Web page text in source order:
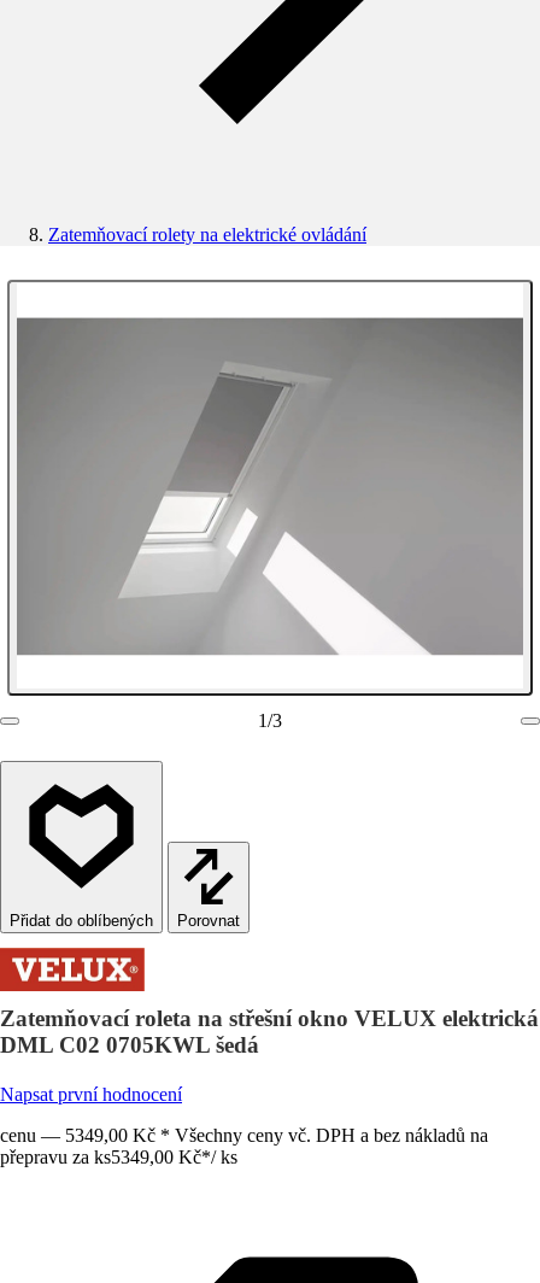
Zatemňovací rolety na elektrické ovládání
1/3
Porovnat
Zatemňovací roleta na střešní okno VELUX elektrická
DML C02 0705KWL šedá
Napsat první hodnocení
cenu — 5349,00 Kč * Všechny ceny vč. DPH a bez nákladů na
přepravu za ks5349,00 Kč*/ ks